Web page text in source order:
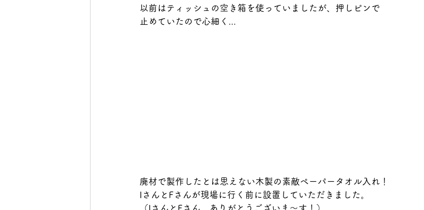
以前はティッシュの空き箱を使っていましたが、押しピンで
止めていたので心細く...
廃材で製作したとは思えない木製の素敵ペーパータオル入れ！
IさんとFさんが現場に行く前に設置していただきました。
（IさんとFさん、ありがとうございま〜す！）